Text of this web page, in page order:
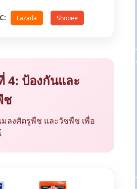
Lazada Shopee
4: ป้องกันและ
ช
ลงศัตรูพืช และวัชพืช เพื่อ